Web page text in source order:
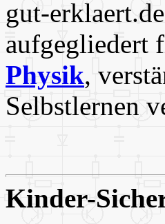
gut-
aufgegliedert
Physik,
Selbstlernen
Kinder-